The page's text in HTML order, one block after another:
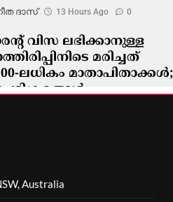
ദാസ്‌ 13 Hours Ago 0
വിസ ലഭിക്കാനുള്ള
മരിച്ചത്
ലധികം മാതാപിതാക്കൾ;
Australia